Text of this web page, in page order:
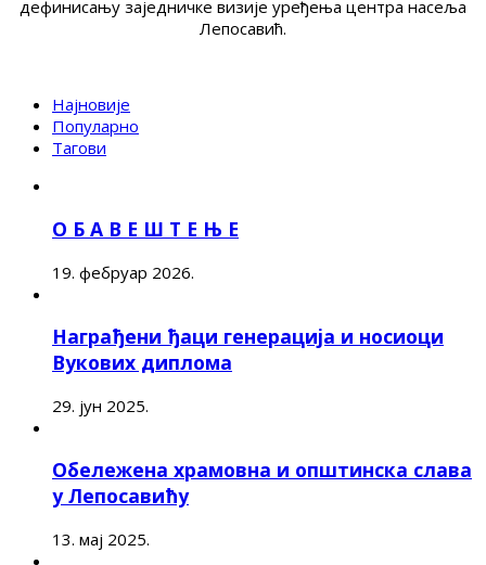
дефинисању заједничке визије уређења центра насеља
Лепосавић.
Најновије
Популарно
Тагови
О Б А В Е Ш Т Е Њ Е
19. фебруар 2026.
Награђени ђаци генерација и носиоци
Вукових диплома
29. јун 2025.
Обележена храмовна и општинска слава
у Лепосавићу
13. мај 2025.